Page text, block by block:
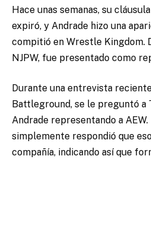
Hace unas semanas, su
expiró, y Andrade hizo una
compitió en Wrestle Kingdom.
NJPW, fue presentado como
Durante una entrevista
Battleground, se le preguntó a
Andrade representando a
simplemente respondió que
compañía, indicando así que